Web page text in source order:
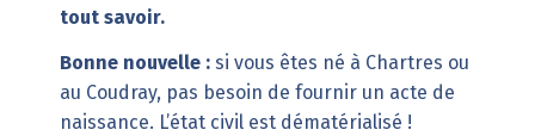
tout savoir.
Bonne nouvelle :si vous êtes né à Chartres ou
au Coudray, pas besoin de fournir un acte de
naissance. L’état civil est dématérialisé !